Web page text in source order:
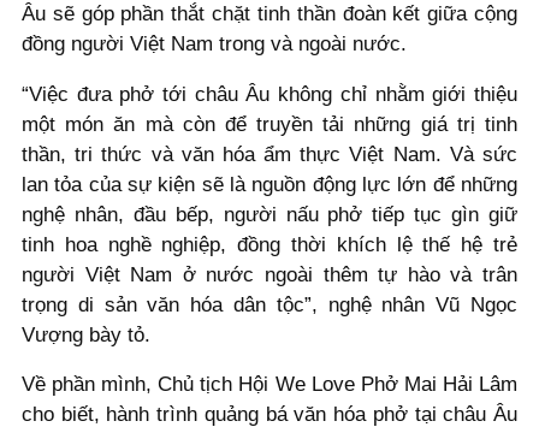
Âu sẽ góp phần thắt chặt tinh thần đoàn kết giữa cộng
đồng người Việt Nam trong và ngoài nước.
“Việc đưa phở tới châu Âu không chỉ nhằm giới thiệu
một món ăn mà còn để truyền tải những giá trị tinh
thần, tri thức và văn hóa ẩm thực Việt Nam. Và sức
lan tỏa của sự kiện sẽ là nguồn động lực lớn để những
nghệ nhân, đầu bếp, người nấu phở tiếp tục gìn giữ
tinh hoa nghề nghiệp, đồng thời khích lệ thế hệ trẻ
người Việt Nam ở nước ngoài thêm tự hào và trân
trọng di sản văn hóa dân tộc”, nghệ nhân Vũ Ngọc
Vượng bày tỏ.
Về phần mình, Chủ tịch Hội We Love Phở Mai Hải Lâm
cho biết, hành trình quảng bá văn hóa phở tại châu Âu